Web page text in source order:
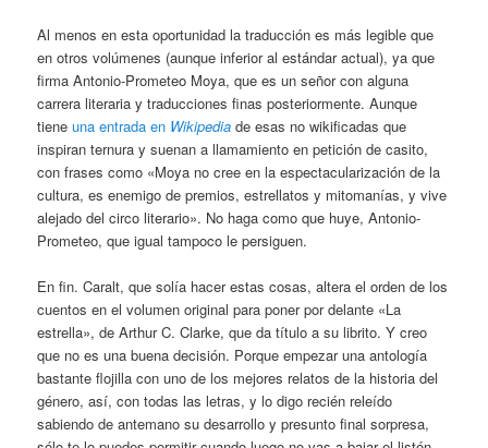
Al menos en esta oportunidad la traducción es más legible que
en otros volúmenes (aunque inferior al estándar actual), ya que
firma Antonio-Prometeo Moya, que es un señor con alguna
carrera literaria y traducciones finas posteriormente. Aunque
tieneuna entrada en Wikipedia de esas no wikificadas que
inspiran ternura y suenan a llamamiento en petición de casito,
con frases como «Moya no cree en la espectacularización de la
cultura, es enemigo de premios, estrellatos y mitomanías, y vive
alejado del circo literario». No haga como que huye, Antonio-
Prometeo, que igual tampoco le persiguen.
En fin. Caralt, que solía hacer estas cosas, altera el orden de los
cuentos en el volumen original para poner por delante «La
estrella», de Arthur C. Clarke, que da título a su librito. Y creo
que no es una buena decisión. Porque empezar una antología
bastante flojilla con uno de los mejores relatos de la historia del
género, así, con todas las letras, y lo digo recién releído
sabiendo de antemano su desarrollo y presunto final sorpresa,